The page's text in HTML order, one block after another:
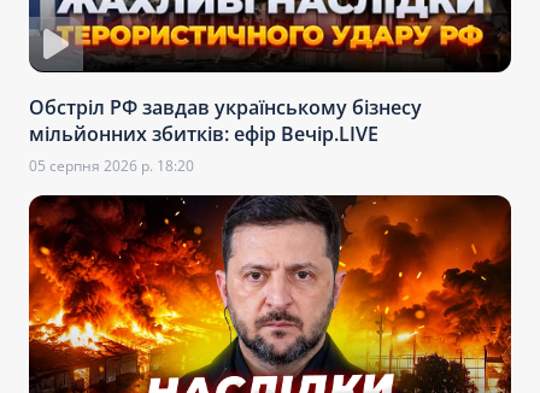
Обстріл РФ завдав українському бізнесу
мільйонних збитків: ефір Вечір.LIVE
05 серпня 2026 р. 18:20